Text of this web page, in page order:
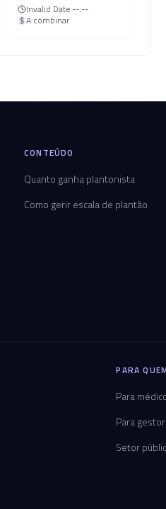
Invalid Date --:--
A combinar
CONTEÚDO
Quanto ganha plantonista
Como gerir escala de plantão
PARA
Para
Para
Setor